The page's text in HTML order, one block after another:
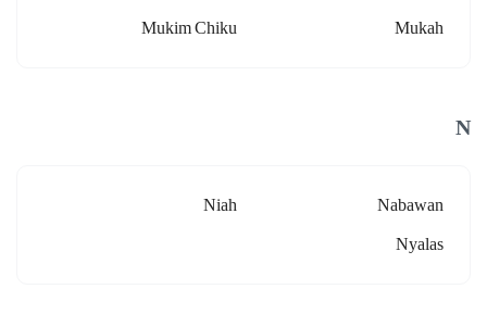
Mukah
Mukim Chiku
N
Nabawan
Niah
Nyalas